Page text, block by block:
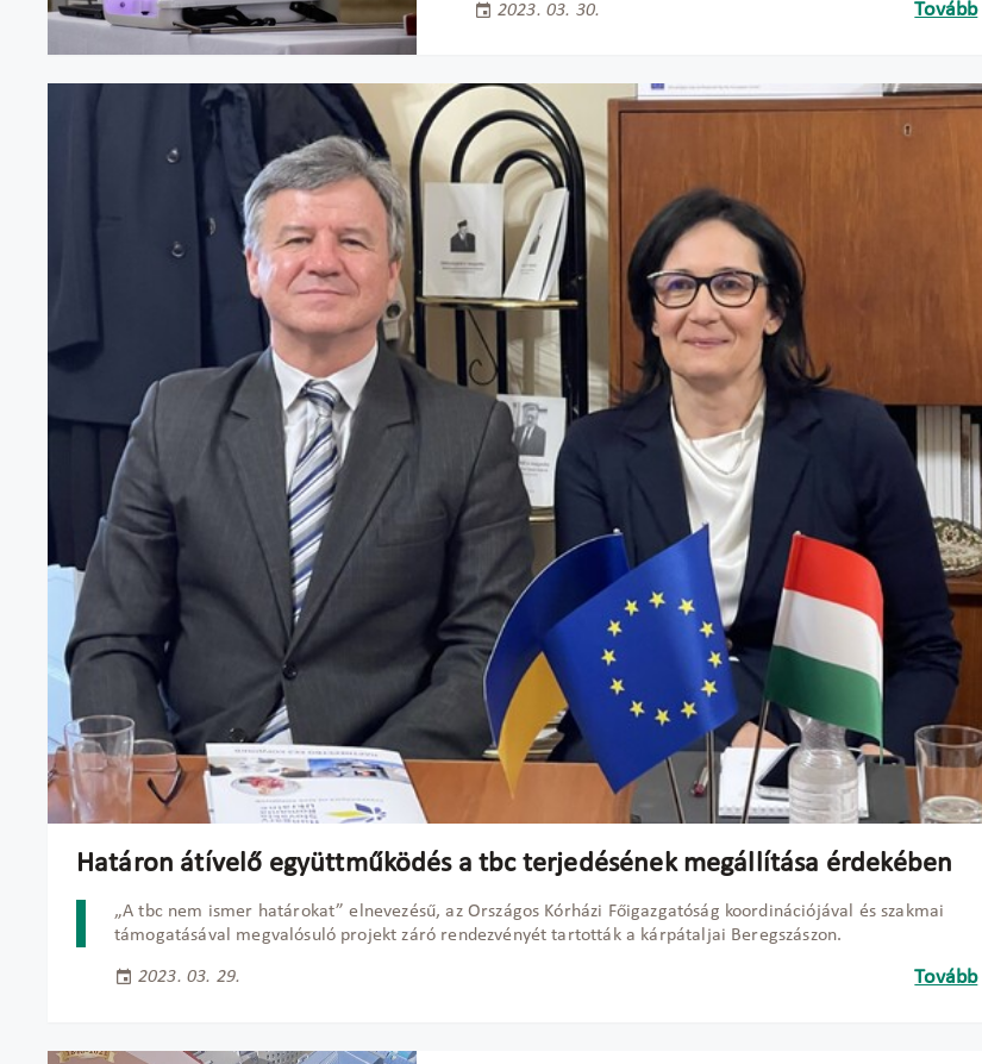
2023. 03. 30. Tovább
Határon átívelő együttműködés a tbc terjedésének megállítása érdekében
„A tbc nem ismer határokat” elnevezésű, az Országos Kórházi Főigazgatóság koordinációjával és szakmai
támogatásával megvalósuló projekt záró rendezvényét tartották a kárpátaljai Beregszászon.
2023. 03. 29. Tovább